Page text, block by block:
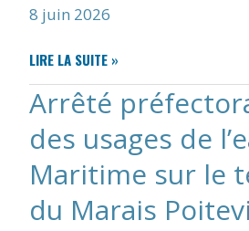
8 juin 2026
ENSEMBLE
SOIN
DE
NOTRE
LIRE LA SUITE »
Arrêté
des usages de
Maritime sur le
du Marais